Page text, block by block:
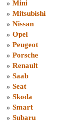
» Mini
» Mitsubishi
» Nissan
» Opel
» Peugeot
» Porsche
» Renault
» Saab
» Seat
» Skoda
» Smart
» Subaru